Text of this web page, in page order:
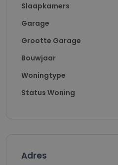
Slaapkamers
Garage
Grootte Garage
Bouwjaar
Woningtype
Status Woning
Adres